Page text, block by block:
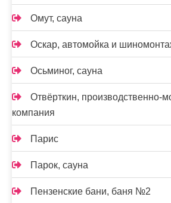
Омут, сауна
Оскар, автомойка и
Осьминог, сауна
Отвёрткин, производственно-
компания
Парис
Парок, сауна
Пензенские бани, баня №2